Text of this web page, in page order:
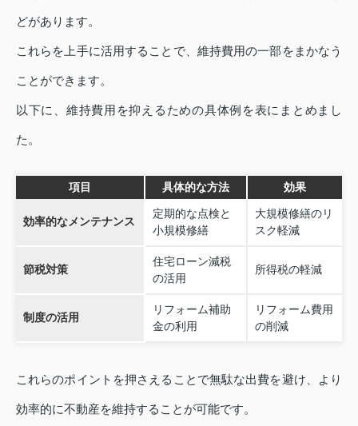
どがあります。
これらを上手に活用することで、維持費用の一部をまかなう
ことができます。
以下に、維持費用を抑えるための具体例を表にまとめまし
た。
項目 具体的な方法 効果
効率的なメンテナンス
定期的な点検と
小規模修繕
大規模修繕のリ
スク軽減
節税対策
住宅ローン減税
の活用
所得税の軽減
制度の活用
リフォーム補助
金の利用
リフォーム費用
の削減
これらのポイントを押さえることで無駄な出費を避け、より
効率的に不動産を維持することが可能です。